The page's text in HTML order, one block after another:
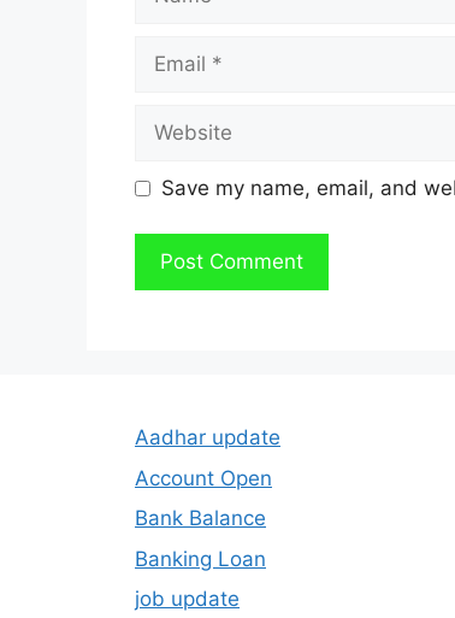
Save my name, email, and
Aadhar update
Account Open
Bank Balance
Banking Loan
job update